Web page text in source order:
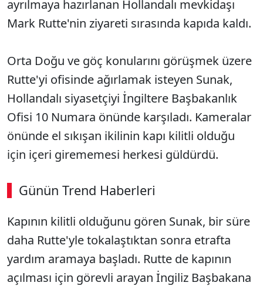
ayrılmaya hazırlanan Hollandalı mevkidaşı
Mark Rutte'nin ziyareti sırasında kapıda kaldı.
Orta Doğu ve göç konularını görüşmek üzere
Rutte'yi ofisinde ağırlamak isteyen Sunak,
Hollandalı siyasetçiyi İngiltere Başbakanlık
Ofisi 10 Numara önünde karşıladı. Kameralar
önünde el sıkışan ikilinin kapı kilitli olduğu
için içeri girememesi herkesi güldürdü.
Günün Trend Haberleri
Kapının kilitli olduğunu gören Sunak, bir süre
daha Rutte'yle tokalaştıktan sonra etrafta
yardım aramaya başladı. Rutte de kapının
açılması için görevli arayan İngiliz Başbakana